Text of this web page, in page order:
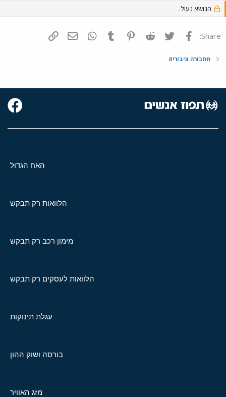
הנושא נעול.
Share: פייסבוק Twitter
Reddit
Pinterest
Tumblr
WhatsAppדואר אלקטרוני
תחבורה ציבורית
האח הגדול
הלוואות רק תבקש
מימון רכב רק תבקש
הלוואות לעסקים רק תבקש
עגלת תינוקות
בורסה ושוק ההון
מזג האוויר